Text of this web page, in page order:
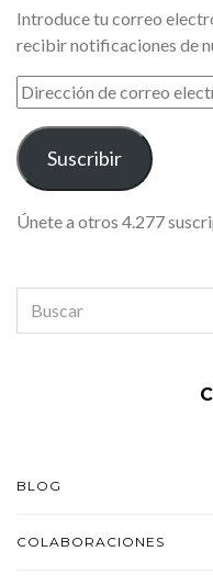
Introduce tu correo
recibir notificaciones de
DIRECCIÓN
DE
CORREO
ELECTRÓNICO
Suscribir
Únete a otros 4.277
FOR:
BLOG
COLABORACIONES